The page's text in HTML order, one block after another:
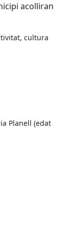
acolliran
cultura
Planell (edat